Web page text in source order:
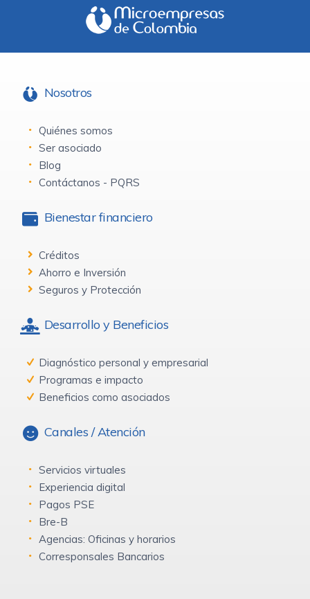
Nosotros
Quiénes somos
Ser asociado
Blog
Contáctanos - PQRS
Bienestar financiero
Créditos
Ahorro e Inversión
Seguros y Protección
Desarrollo y Beneficios
Diagnóstico personal y empresarial
Programas e impacto
Beneficios como asociados
Canales / Atención
Servicios virtuales
Experiencia digital
Pagos PSE
Bre-B
Agencias: Oficinas y horarios
Corresponsales Bancarios